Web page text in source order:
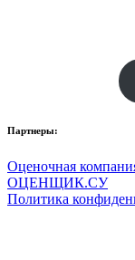
Партнеры:
Оценочная
ОЦЕНЩИК.СУ
Политика